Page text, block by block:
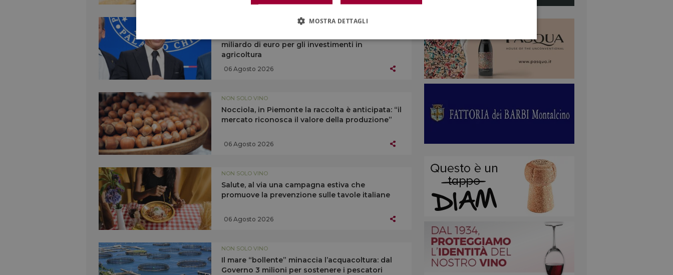
miliardo di euro per gli investimenti in
agricoltura
06 Agosto 2026
NON SOLO VINO
Nocciola, in Piemonte la raccolta è anticipata: “il
mercato riconosca il valore della produzione”
06 Agosto 2026
NON SOLO VINO
Salute, al via una campagna estiva che
promuove la prevenzione sulle tavole italiane
06 Agosto 2026
NON SOLO VINO
Il mare “bollente” minaccia l’acquacoltura: dal
Governo 3 milioni per sostenere i pescatori
MOSTRA DETTAGLI